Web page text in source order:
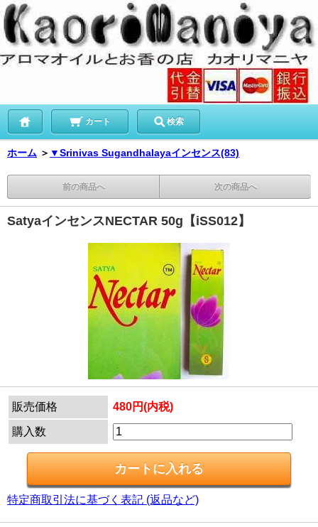
カート 検索
ホーム ＞ ▼Srinivas Sugandhalayaインセンス(83)
前の商品へ 次の商品へ
SatyaインセンスNECTAR 50g【iSS012】
販売価格 480円(内税)
購入数
特定商取引法に基づく表記 (返品など)